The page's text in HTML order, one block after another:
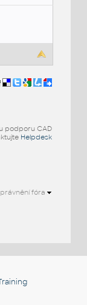
podporu CAD
Helpdesk
fóra